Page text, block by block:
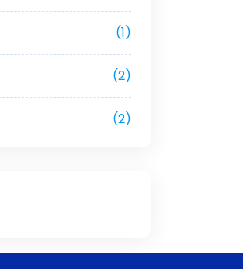
(1)
(2)
(2)